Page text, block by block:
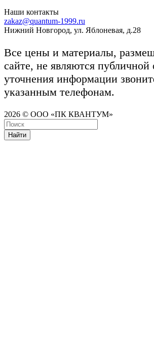
Наши контакты
zakaz@quantum-1999.ru
Нижний Новгород, ул. Яблоневая, д.28
Все цены и материалы,
сайте, не являются
уточнения информации
указанным телефонам.
2026 © ООО «ПК КВАНТУМ»
Найти